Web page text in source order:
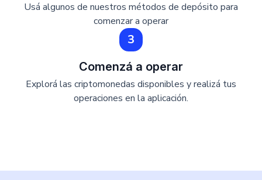
Usá algunos de nuestros métodos de depósito para
comenzar a operar
3
Comenzá a operar
Explorá las criptomonedas disponibles y realizá tus
operaciones en la aplicación.